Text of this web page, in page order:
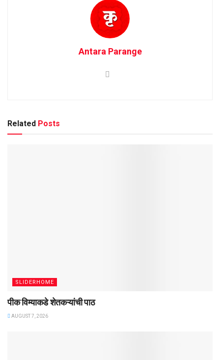
Antara Parange
Related Posts
SLIDERHOME
पीक विम्याकडे शेतकऱ्यांची पाठ
AUGUST 7, 2026